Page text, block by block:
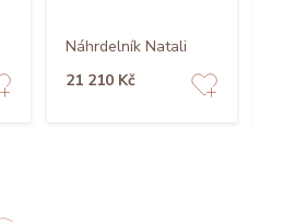
Náhrdelník Natali
21 210 Kč